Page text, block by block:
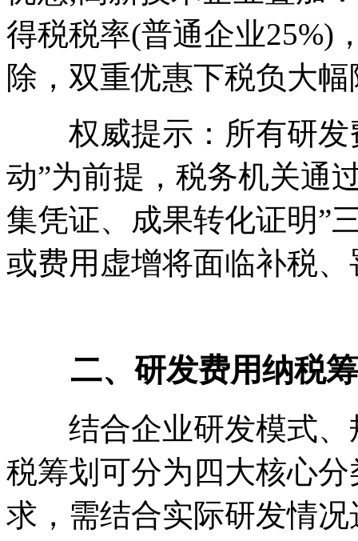
得税税率(普通企业25%)
除，双重优惠下税负大
权威提示：所有研发
动”为前提，税务机关通
集凭证、成果转化证明”
或费用虚增将面临补税
二、研发费用纳税筹
结合企业研发模式、
税筹划可分为四大核心
求，需结合实际研发情况